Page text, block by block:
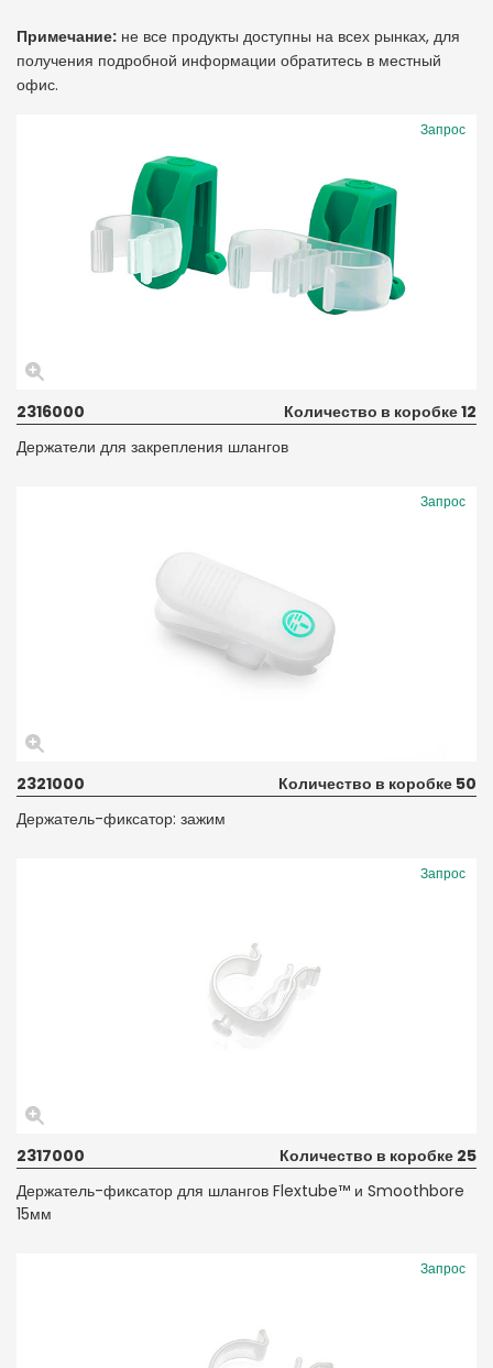
Примечание: не все продукты доступны на всех рынках, для
получения подробной информации обратитесь в местный
офис.
Запрос
2316000
Количество в коробке 12
Держатели для закрепления шлангов
Запрос
2321000
Количество в коробке 50
Держатель-фиксатор: зажим
Запрос
2317000
Количество в коробке 25
Держатель-фиксатор для шлангов Flextube™ и Smoothbore
15мм
Запрос